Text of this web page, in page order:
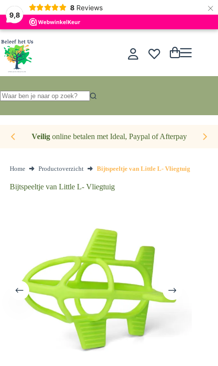
9,8
8 Reviews ×
Ga
naar
de
inhoud
Winkelwagen
resultaten
Veiligonline betalen met Ideal, Paypal of Afterpay
Home Productoverzicht Bijtspeeltje van Little L- Vliegtuig
Bijtspeeltje van Little L- Vliegtuig